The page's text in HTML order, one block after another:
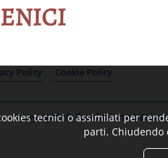
Policy Cookie Policy
Copyright © Fondazione
tecnici o assimilati per
parti. Chiudendo